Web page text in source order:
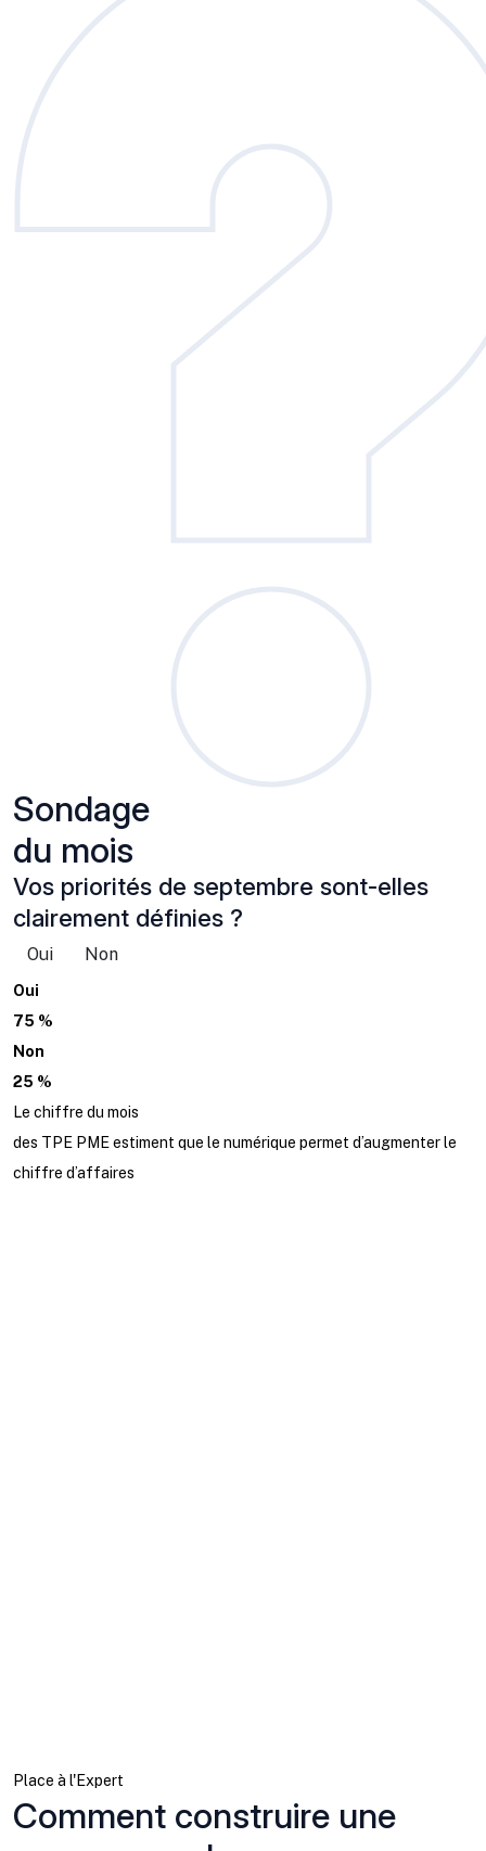
Sondage
du mois
Vos priorités de septembre sont-elles
clairement définies ?
Oui Non
Oui
75 %
Non
25 %
Le chiffre du mois
des TPE PME estiment que le numérique permet d’augmenter le
chiffre d’affaires
Place à l'Expert
Comment construire une